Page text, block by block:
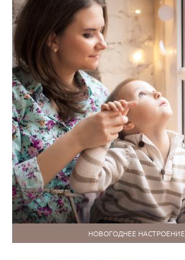
НОВОГОДНЕЕ НАСТРОЕНИЕ